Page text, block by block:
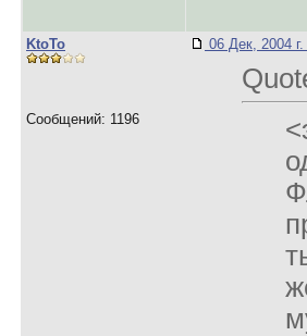
KtoTo
Сообщений: 1196
06 Дек, 2004